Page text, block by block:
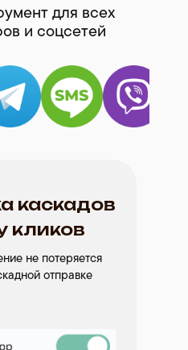
для всех
и соцсетей
каскадов
кликов
не потеряется
отправке